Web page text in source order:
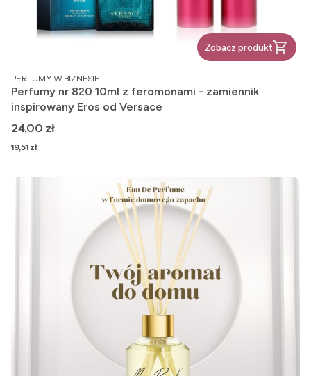
Zobacz produkt
PRODUCENT
PERFUMY W BIZNESIE
Perfumy nr 820 10ml z feromonami - zamiennik
inspirowany Eros od Versace
Cena
24,00 zł
Cena
19,51 zł